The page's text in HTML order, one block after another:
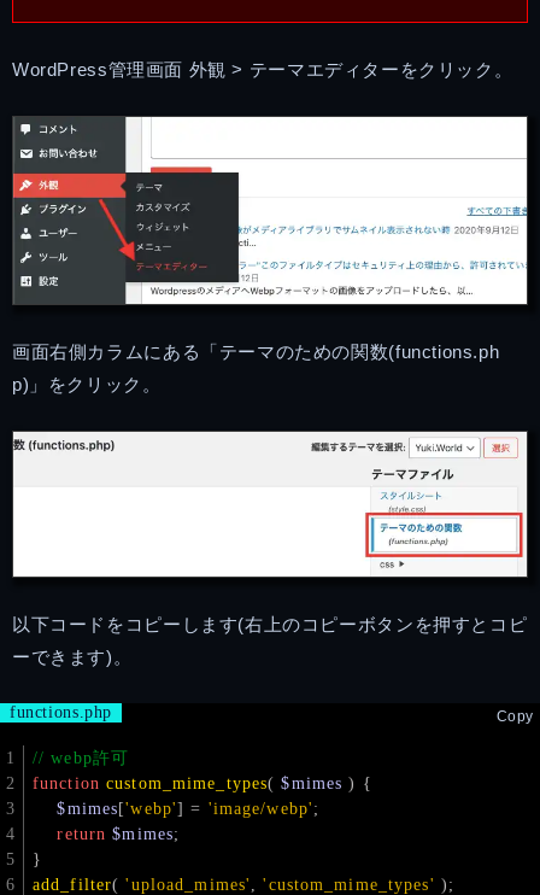
WordPress管理画面 外観 > テーマエディターをクリック。
画面右側カラムにある「テーマのための関数(functions.ph
p)」をクリック。
以下コードをコピーします(右上のコピーボタンを押すとコピ
ーできます)。
Copy
functions.php
// webp許可
function custom_mime_types( $mimes ) {
$mimes ['webp'] = 'image/webp' ;
return $mimes;
}
add_filter( 'upload_mimes' , 'custom_mime_types' );